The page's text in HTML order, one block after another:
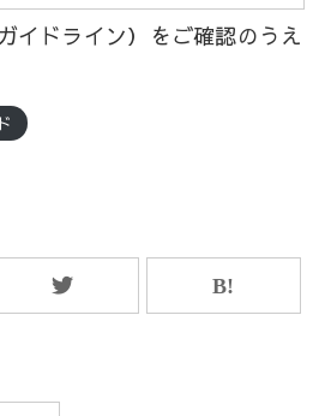
イドライン）をご確認のうえ